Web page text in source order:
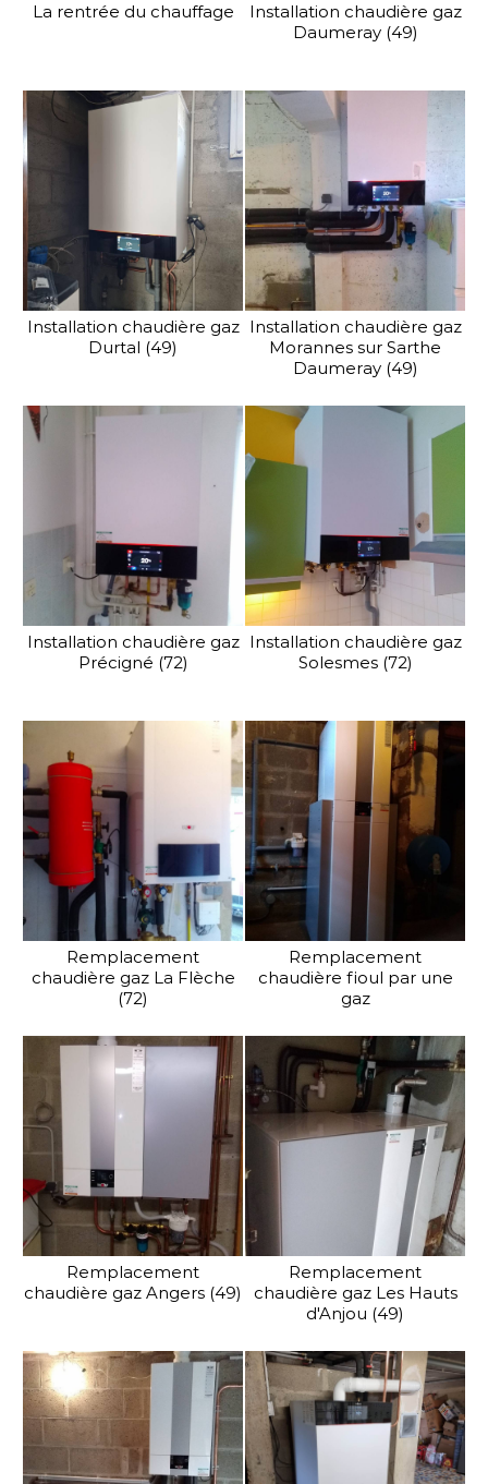
La rentrée du chauffage
Installation chaudière gaz
Daumeray (49)
Installation chaudière gaz
Durtal (49)
Installation chaudière gaz
Morannes sur Sarthe
Daumeray (49)
Installation chaudière gaz
Précigné (72)
Installation chaudière gaz
Solesmes (72)
Remplacement
chaudière gaz La Flèche
(72)
Remplacement
chaudière fioul par une
gaz
Remplacement
chaudière gaz Angers (49)
Remplacement
chaudière gaz Les Hauts
d'Anjou (49)